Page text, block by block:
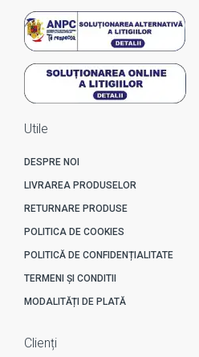
Utile
DESPRE NOI
LIVRAREA PRODUSELOR
RETURNARE PRODUSE
POLITICA DE COOKIES
POLITICĂ DE CONFIDENȚIALITATE
TERMENI ȘI CONDITII
MODALITĂȚI DE PLATĂ
Clienți